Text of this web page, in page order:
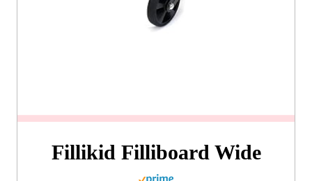
Fillikid Filliboard Wide